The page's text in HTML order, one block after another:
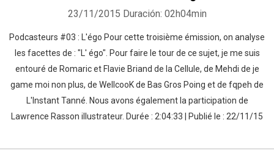
23/11/2015 Duración: 02h04min
Podcasteurs #03 : L'égo Pour cette troisième émission, on analyse
les facettes de : "L' égo". Pour faire le tour de ce sujet, je me suis
entouré de Romaric et Flavie Briand de la Cellule, de Mehdi de je
game moi non plus, de WellcooK de Bas Gros Poing et de fqpeh de
L'Instant Tanné. Nous avons également la participation de
Lawrence Rasson illustrateur. Durée : 2:04:33 | Publié le : 22/11/15